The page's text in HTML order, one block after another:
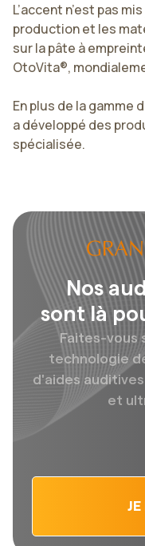
L’accent n’est pas
production et les
sur la pâte à
OtoVita®,
En plus de la gamme
a développé des
spécialisée.
Nos
sont là
Faites-vous
technologie
d'aides
et
JE